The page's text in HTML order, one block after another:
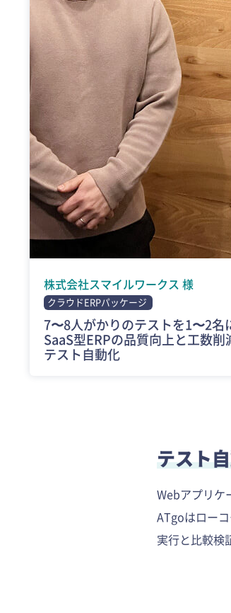
株式会社スマイルワークス 様
クラウドERPパッケージ
7〜8人がかりのテストを1〜2名
SaaS型ERPの品質向上と工数削
テスト自動化
テスト
Webアプリケ
ATgoはロー
実行と比較検